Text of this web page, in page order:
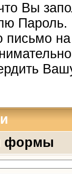
Вы
Пароль.
письмо
формы